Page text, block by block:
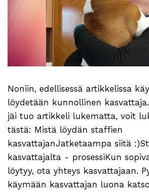
Noniin, edellisessä artikkelissa
löydetään kunnollinen
jäi tuo artikkeli lukematta, voit
tästä: Mistä löydän staffien
kasvattajanJatketaampa siitä
kasvattajalta - prosessiKun
löytyy, ota yhteys kasvattajaan.
käymään kasvattajan luona